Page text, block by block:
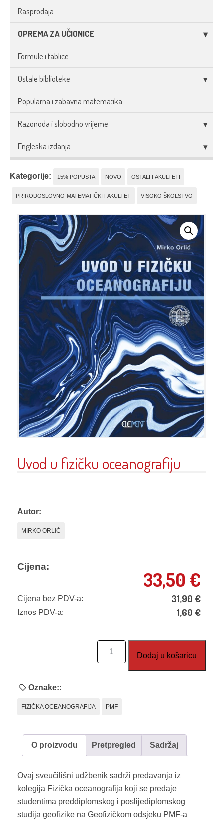
Rasprodaja
OPREMA ZA UČIONICE
Formule i tablice
Ostale biblioteke
Popularna i zabavna matematika
Razonoda i slobodno vrijeme
Engleska izdanja
Kategorije: 15% POPUSTA NOVO OSTALI FAKULTETI
PRIRODOSLOVNO-MATEMATIČKI FAKULTET VISOKO ŠKOLSTVO
Uvod u fizičku oceanografiju
Autor:
MIRKO ORLIĆ
Cijena:
33,50 €
Cijena bez PDV-a: 31,90 €
Iznos PDV-a: 1,60 €
Dodaj u košaricu
Oznake::
FIZIČKA OCEANOGRAFIJA PMF
O proizvodu Pretpregled Sadržaj
Ovaj sveučilišni udžbenik sadrži predavanja iz
kolegija Fizička oceanografija koji se predaje
studentima preddiplomskog i poslijediplomskog
studija geofizike na Geofizičkom odsjeku PMF-a